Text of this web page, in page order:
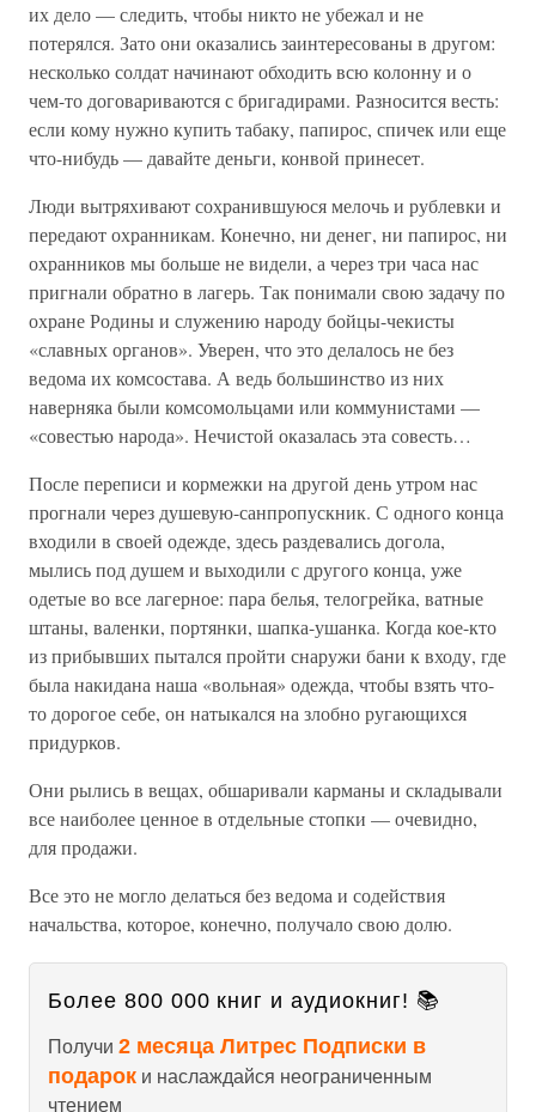
их дело — следить, чтобы никто не убежал и не
потерялся. Зато они оказались заинтересованы в другом:
несколько солдат начинают обходить всю колонну и о
чем-то договариваются с бригадирами. Разносится весть:
если кому нужно купить табаку, папирос, спичек или еще
что-нибудь — давайте деньги, конвой принесет.
Люди вытряхивают сохранившуюся мелочь и рублевки и
передают охранникам. Конечно, ни денег, ни папирос, ни
охранников мы больше не видели, а через три часа нас
пригнали обратно в лагерь. Так понимали свою задачу по
охране Родины и служению народу бойцы-чекисты
«славных органов». Уверен, что это делалось не без
ведома их комсостава. А ведь большинство из них
наверняка были комсомольцами или коммунистами —
«совестью народа». Нечистой оказалась эта совесть…
После переписи и кормежки на другой день утром нас
прогнали через душевую-санпропускник. С одного конца
входили в своей одежде, здесь раздевались догола,
мылись под душем и выходили с другого конца, уже
одетые во все лагерное: пара белья, телогрейка, ватные
штаны, валенки, портянки, шапка-ушанка. Когда кое-кто
из прибывших пытался пройти снаружи бани к входу, где
была накидана наша «вольная» одежда, чтобы взять что-
то дорогое себе, он натыкался на злобно ругающихся
придурков.
Они рылись в вещах, обшаривали карманы и складывали
все наиболее ценное в отдельные стопки — очевидно,
для продажи.
Все это не могло делаться без ведома и содействия
начальства, которое, конечно, получало свою долю.
Более 800 000 книг и аудиокниг! 📚
Получи 2 месяца Литрес Подписки в
подарок и наслаждайся неограниченным
чтением